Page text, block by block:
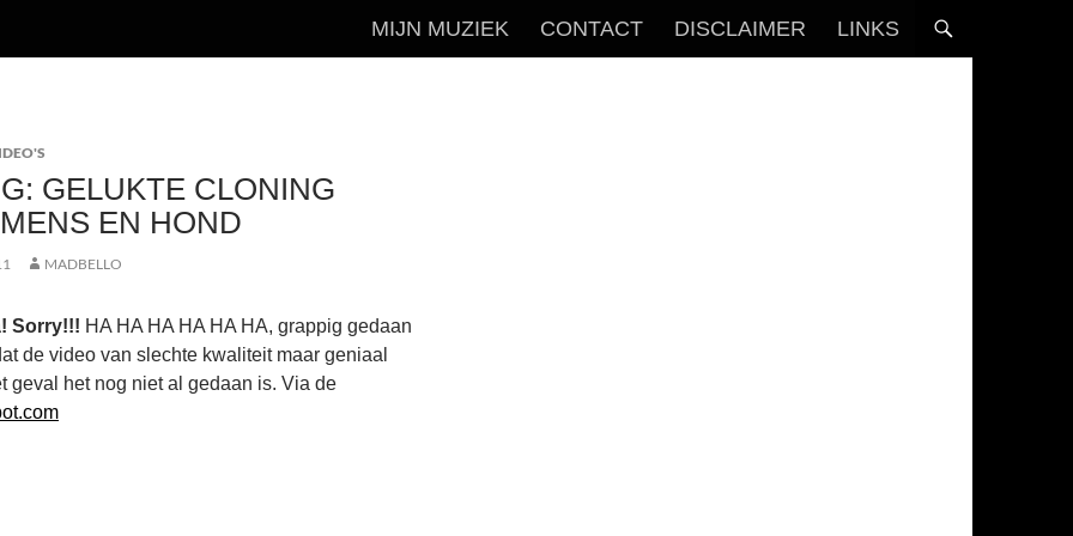
MIJN MUZIEK CONTACT DISCLAIMER LINKS
GELUKTE CLONING
EN HOND
MADBELLO
Sorry!!! HA HA HA HA HA HA, grappig gedaan
de video van slechte kwaliteit maar geniaal
geval het nog niet al gedaan is. Via de